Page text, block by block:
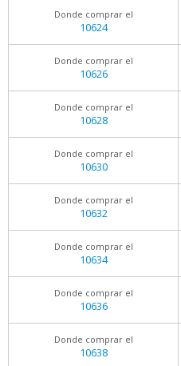
Donde comprar el
10624
Donde comprar el
10626
Donde comprar el
10628
Donde comprar el
10630
Donde comprar el
10632
Donde comprar el
10634
Donde comprar el
10636
Donde comprar el
10638